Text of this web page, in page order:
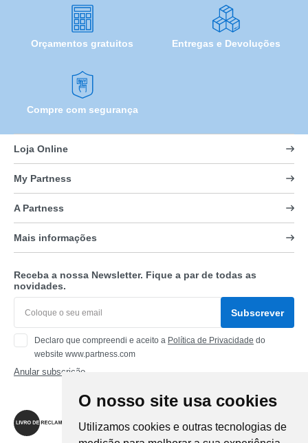
O nosso site usa cookies
Utilizamos cookies e outras tecnologias de
Orçamentos gratuitos Entregas e Devoluções
Compre com segurança
Loja Online
My Partness
A Partness
Mais informações
Receba a nossa Newsletter. Fique a par de todas as
novidades.
Subscrever
Declaro que compreendi e aceito a Política de Privacidade do
website www.partness.com
Anular subscrição
Siga-nos